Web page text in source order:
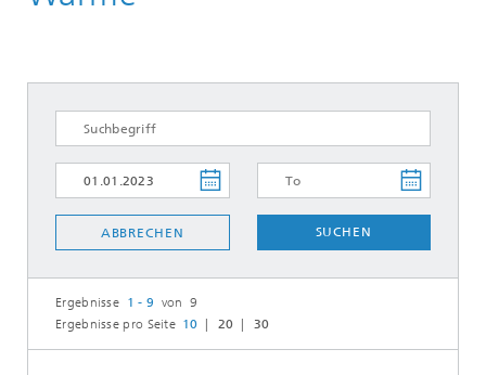
ABBRECHEN SUCHEN
Ergebnisse 1 - 9 von 9
Ergebnisse pro Seite 10 20 30